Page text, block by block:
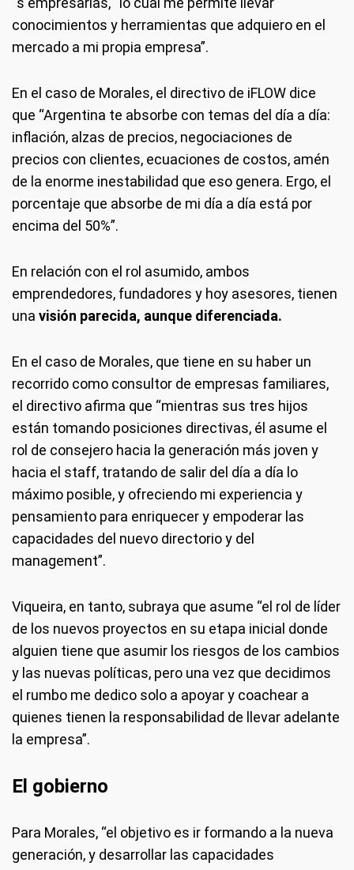
conocimientos y herramientas que adquiero en el
mercado a mi propia empresa”.
En el caso de Morales, el directivo de iFLOW dice
que “Argentina te absorbe con temas del día a día:
inflación, alzas de precios, negociaciones de
precios con clientes, ecuaciones de costos, amén
de la enorme inestabilidad que eso genera. Ergo, el
porcentaje que absorbe de mi día a día está por
encima del 50%”.
En relación con el rol asumido, ambos
emprendedores, fundadores y hoy asesores, tienen
una visión parecida, aunque diferenciada.
En el caso de Morales, que tiene en su haber un
recorrido como consultor de empresas familiares,
el directivo afirma que “mientras sus tres hijos
están tomando posiciones directivas, él asume el
rol de consejero hacia la generación más joven y
hacia el staff, tratando de salir del día a día lo
máximo posible, y ofreciendo mi experiencia y
pensamiento para enriquecer y empoderar las
capacidades del nuevo directorio y del
management”.
Viqueira, en tanto, subraya que asume “el rol de líder
de los nuevos proyectos en su etapa inicial donde
alguien tiene que asumir los riesgos de los cambios
y las nuevas políticas, pero una vez que decidimos
el rumbo me dedico solo a apoyar y coachear a
quienes tienen la responsabilidad de llevar adelante
la empresa”.
El gobierno
Para Morales, “el objetivo es ir formando a la nueva
generación, y desarrollar las capacidades